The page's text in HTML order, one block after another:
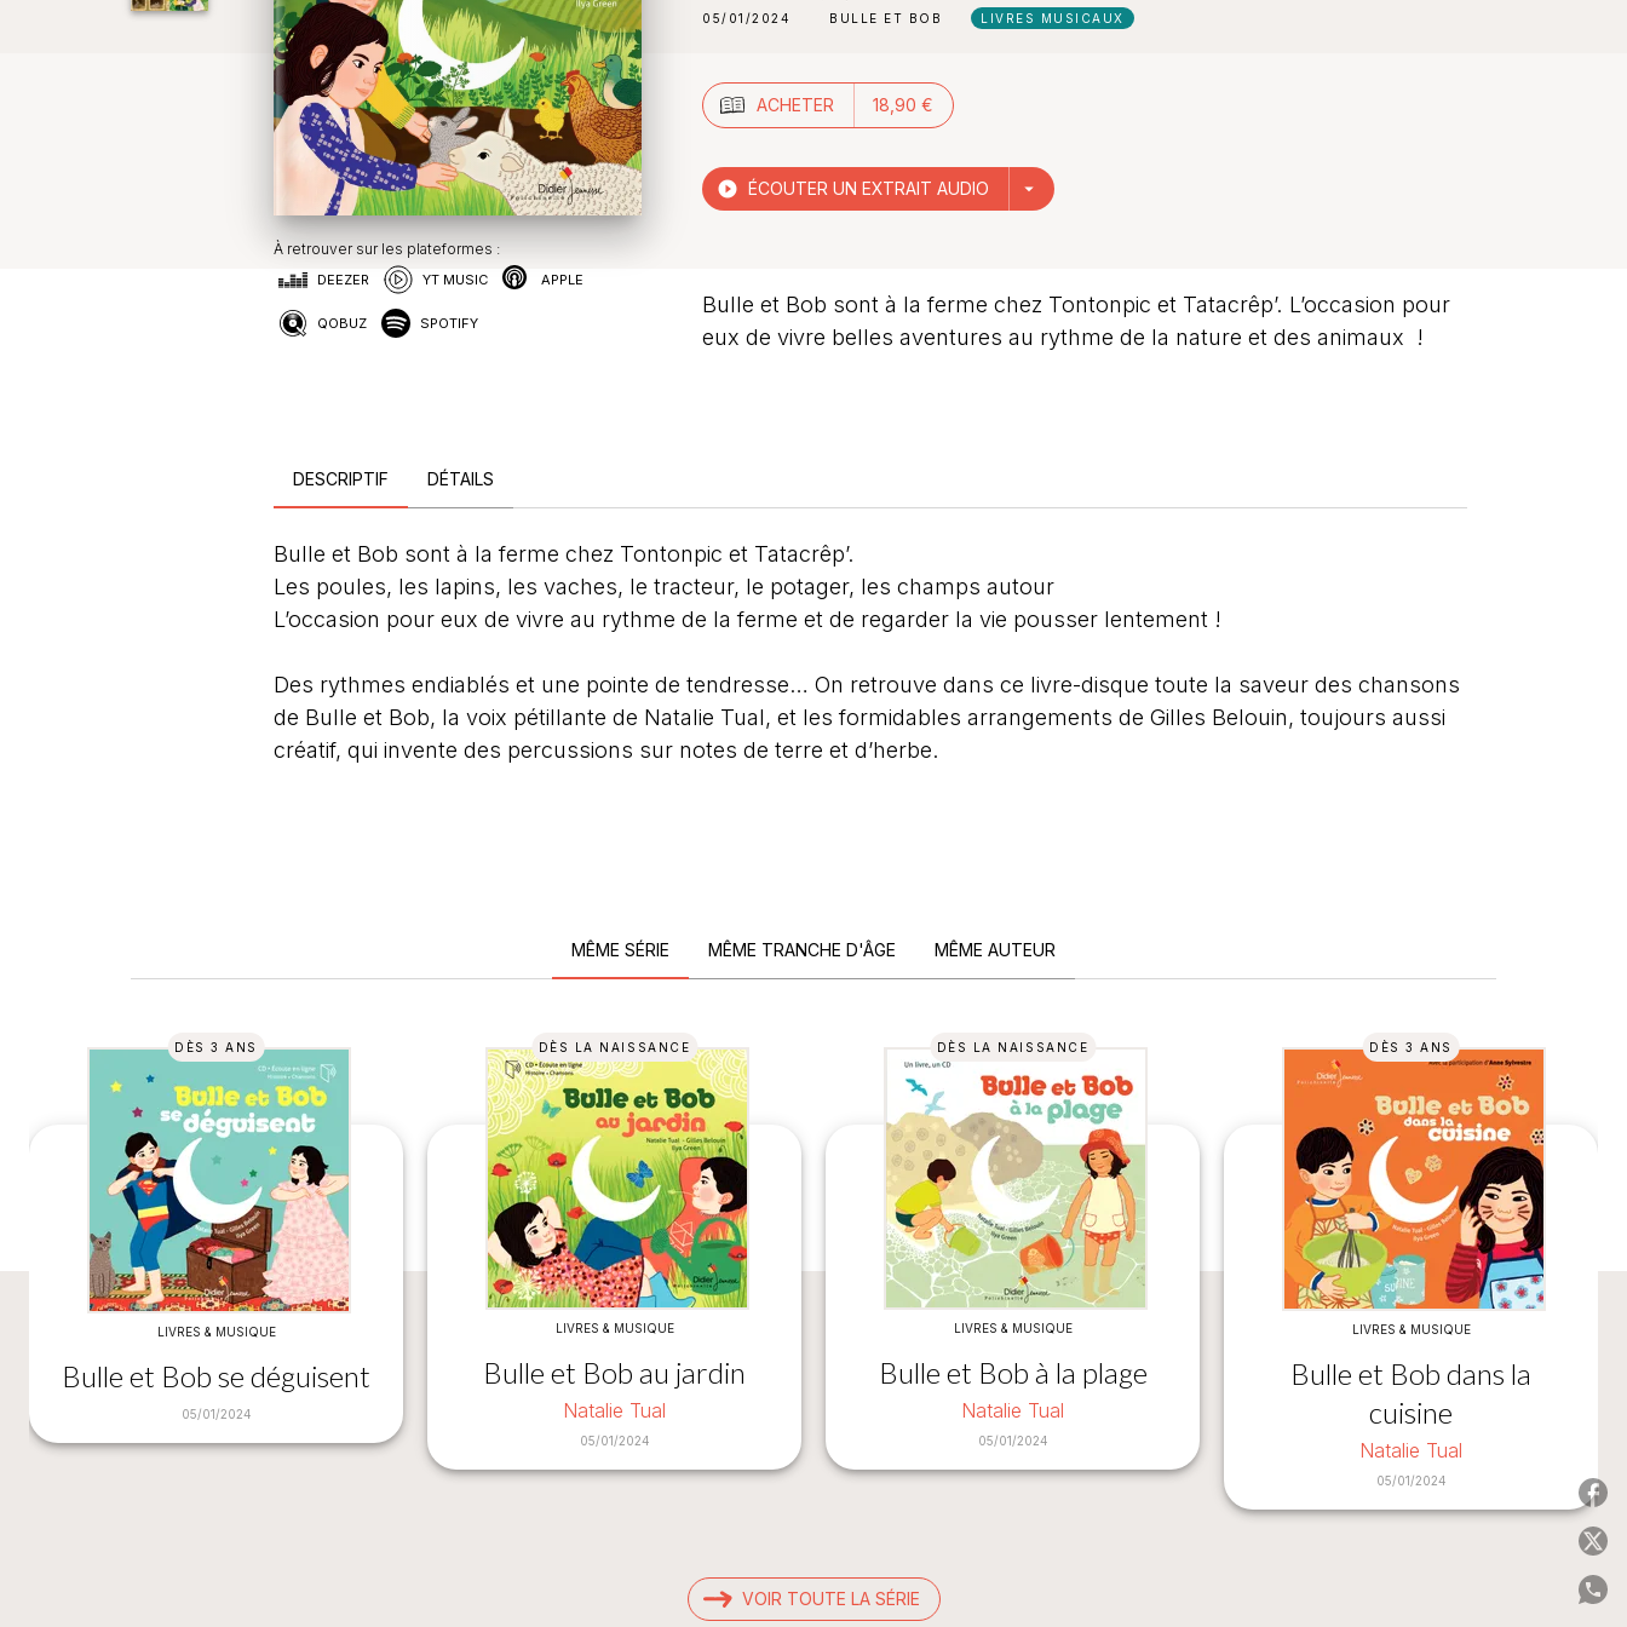
05/01/2024 BULLE ET BOB LIVRES MUSICAUX
ACHETER 18,90 €
play_circle_filled ÉCOUTER UN EXTRAIT AUDIO arrow_drop_down
Bulle et Bob sont à la ferme chez Tontonpic et Tatacrêp’. L’occasion pour
eux de vivre belles aventures au rythme de la nature et des animaux !
À retrouver sur les plateformes :
DEEZER YT MUSIC APPLE
QOBUZ SPOTIFY
DESCRIPTIF DÉTAILS
Bulle et Bob sont à la ferme chez Tontonpic et Tatacrêp’.
Les poules, les lapins, les vaches, le tracteur, le potager, les champs autour
L’occasion pour eux de vivre au rythme de la ferme et de regarder la vie pousser lentement !
Des rythmes endiablés et une pointe de tendresse… On retrouve dans ce livre-disque toute la saveur des chansons
de Bulle et Bob, la voix pétillante de Natalie Tual, et les formidables arrangements de Gilles Belouin, toujours aussi
créatif, qui invente des percussions sur notes de terre et d’herbe.
MÊME SÉRIE MÊME TRANCHE D'ÂGE MÊME AUTEUR
DÈS 3 ANS
LIVRES & MUSIQUE
Bulle et Bob se déguisent
05/01/2024
DÈS LA NAISSANCE
LIVRES & MUSIQUE
Bulle et Bob au jardin
Natalie Tual
05/01/2024
DÈS LA NAISSANCE
LIVRES & MUSIQUE
Bulle et Bob à la plage
Natalie Tual
05/01/2024
DÈS 3 ANS
LIVRES & MUSIQUE
Bulle et Bob dans la
cuisine
Natalie Tual
05/01/2024
VOIR TOUTE LA SÉRIE